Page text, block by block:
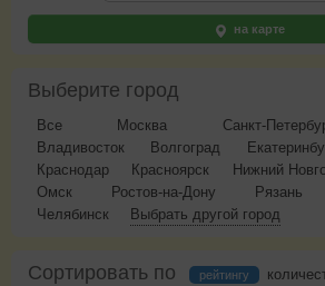
на карте
Выберите город
Все Москва Санкт-
Владивосток
Волгоград
Краснодар
Красноярск Нижний
Омск
Ростов-на-Дону Рязань
Челябинск
Выбрать другой город
Сортировать по рейтингу